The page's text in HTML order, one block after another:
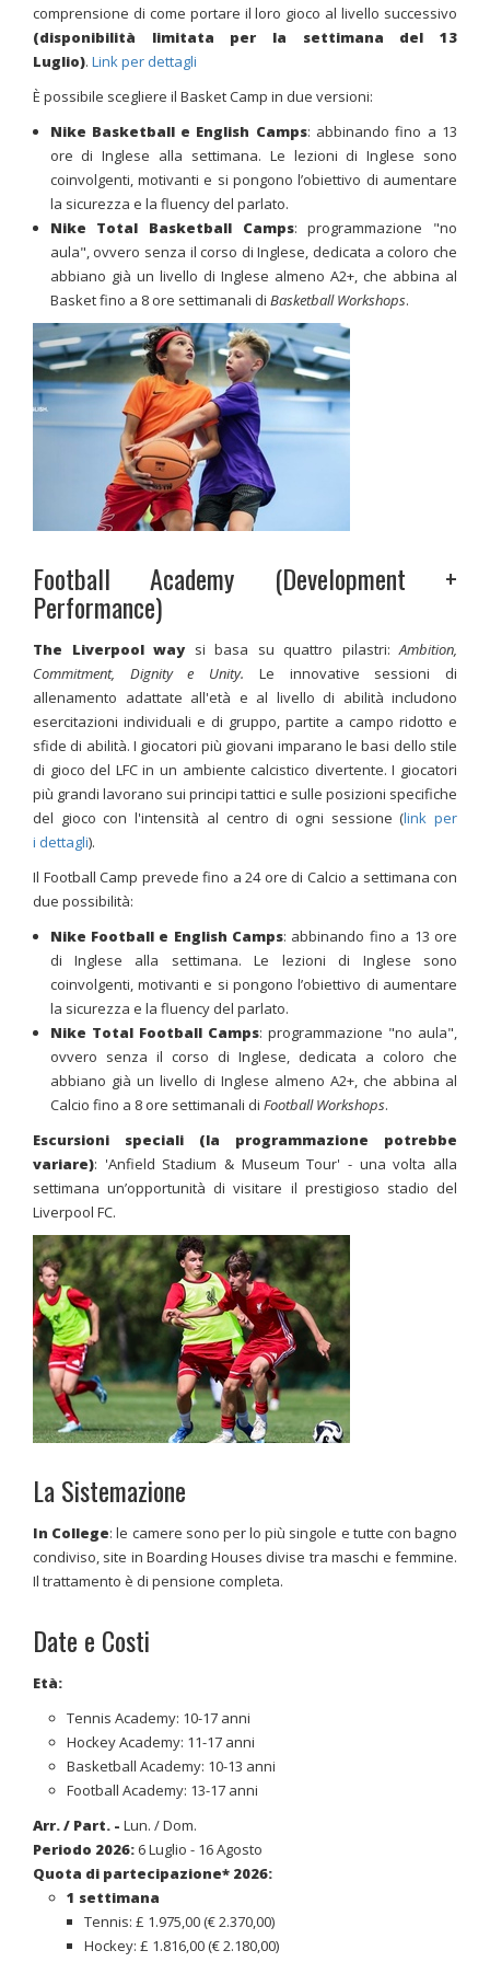
comprensione di come portare il loro gioco al livello successivo
(disponibilità limitata per la settimana del 13
Luglio). Link per dettagli
È possibile scegliere il Basket Camp in due versioni:
Nike Basketball e English Camps: abbinando fino a 13
ore di Inglese alla settimana. Le lezioni di Inglese sono
coinvolgenti, motivanti e si pongono l’obiettivo di aumentare
la sicurezza e la fluency del parlato.
Nike Total Basketball Camps: programmazione "no
aula", ovvero senza il corso di Inglese, dedicata a coloro che
abbiano già un livello di Inglese almeno A2+, che abbina al
Basket fino a 8 ore settimanali di Basketball Workshops.
Football Academy (Development +
Performance)
The Liverpool way si basa su quattro pilastri: Ambition,
Commitment, Dignity e Unity. Le innovative sessioni di
allenamento adattate all'età e al livello di abilità includono
esercitazioni individuali e di gruppo, partite a campo ridotto e
sfide di abilità. I giocatori più giovani imparano le basi dello stile
di gioco del LFC in un ambiente calcistico divertente. I giocatori
più grandi lavorano sui principi tattici e sulle posizioni specifiche
del gioco con l'intensità al centro di ogni sessione (link per
i dettagli).
Il Football Camp prevede fino a 24 ore di Calcio a settimana con
due possibilità:
Nike Football e English Camps: abbinando fino a 13 ore
di Inglese alla settimana. Le lezioni di Inglese sono
coinvolgenti, motivanti e si pongono l’obiettivo di aumentare
la sicurezza e la fluency del parlato.
Nike Total Football Camps: programmazione "no aula",
ovvero senza il corso di Inglese, dedicata a coloro che
abbiano già un livello di Inglese almeno A2+, che abbina al
Calcio fino a 8 ore settimanali di Football Workshops.
Escursioni speciali (la programmazione potrebbe
variare): 'Anfield Stadium & Museum Tour' - una volta alla
settimana un’opportunità di visitare il prestigioso stadio del
Liverpool FC.
La Sistemazione
In College: le camere sono per lo più singole e tutte con bagno
condiviso, site in Boarding Houses divise tra maschi e femmine.
Il trattamento è di pensione completa.
Date e Costi
Età:
Tennis Academy: 10-17 anni
Hockey Academy: 11-17 anni
Basketball Academy: 10-13 anni
Football Academy: 13-17 anni
Arr. / Part. - Lun. / Dom.
Periodo 2026: 6 Luglio - 16 Agosto
Quota di partecipazione* 2026:
1 settimana
Tennis: £ 1.975,00 (€ 2.370,00)
Hockey: £ 1.816,00 (€ 2.180,00)